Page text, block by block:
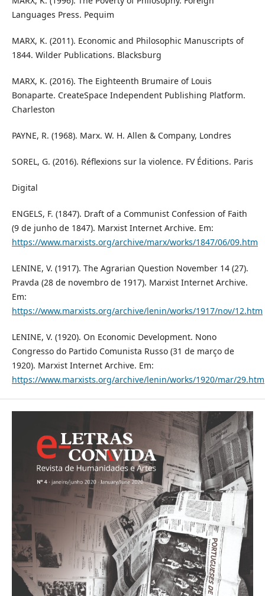
Languages Press. Pequim
MARX, K. (2011). Economic and Philosophic Manuscripts of
1844. Wilder Publications. Blacksburg
MARX, K. (2016). The Eighteenth Brumaire of Louis
Bonaparte. CreateSpace Independent Publishing Platform.
Charleston
PAYNE, R. (1968). Marx. W. H. Allen & Company, Londres
SOREL, G. (2016). Réflexions sur la violence. FV Éditions. Paris
Digital
ENGELS, F. (1847). Draft of a Communist Confession of Faith
(9 de junho de 1847). Marxist Internet Archive. Em:
https://www.marxists.org/archive/marx/works/1847/06/09.htm
LENINE, V. (1917). The Agrarian Question November 14 (27).
Pravda (28 de novembro de 1917). Marxist Internet Archive.
Em:
https://www.marxists.org/archive/lenin/works/1917/nov/12.htm
LENINE, V. (1920). On Economic Development. Nono
Congresso do Partido Comunista Russo (31 de março de
1920). Marxist Internet Archive. Em:
https://www.marxists.org/archive/lenin/works/1920/mar/29.htm